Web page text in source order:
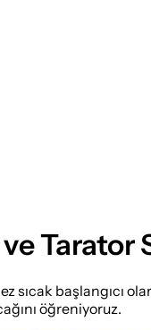
Tarator
sıcak
öğreniyoruz.